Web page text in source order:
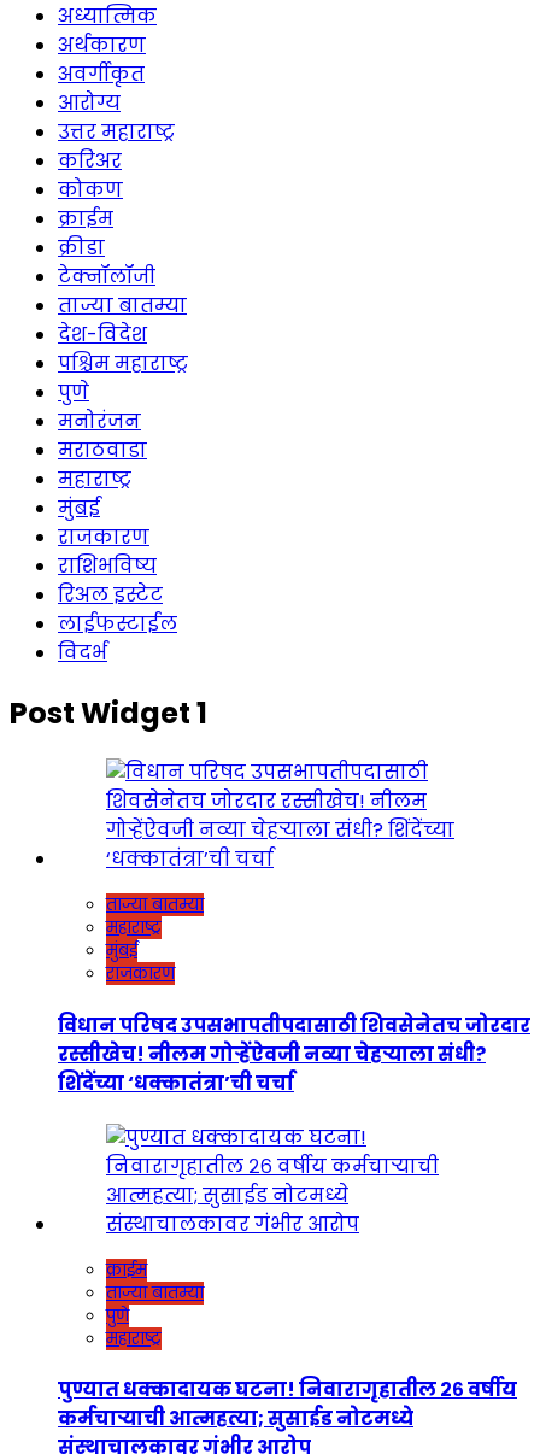
अध्यात्मिक
अर्थकारण
अवर्गीकृत
आरोग्य
उत्तर महाराष्ट्र
करिअर
कोकण
क्राईम
क्रीडा
टेक्नॉलॉजी
ताज्या बातम्या
देश-विदेश
पश्चिम महाराष्ट्र
पुणे
मनोरंजन
मराठवाडा
महाराष्ट्र
मुंबई
राजकारण
राशिभविष्य
रिअल इस्टेट
लाईफस्टाईल
विदर्भ
Post Widget 1
ताज्या बातम्या
महाराष्ट्र
मुंबई
राजकारण
विधान परिषद उपसभापतीपदासाठी शिवसेनेतच जोरदार
रस्सीखेच! नीलम गोऱ्हेंऐवजी नव्या चेहऱ्याला संधी?
शिंदेंच्या ‘धक्कातंत्रा’ची चर्चा
क्राईम
ताज्या बातम्या
पुणे
महाराष्ट्र
पुण्यात धक्कादायक घटना! निवारागृहातील २६ वर्षीय
कर्मचाऱ्याची आत्महत्या; सुसाईड नोटमध्ये
संस्थाचालकावर गंभीर आरोप